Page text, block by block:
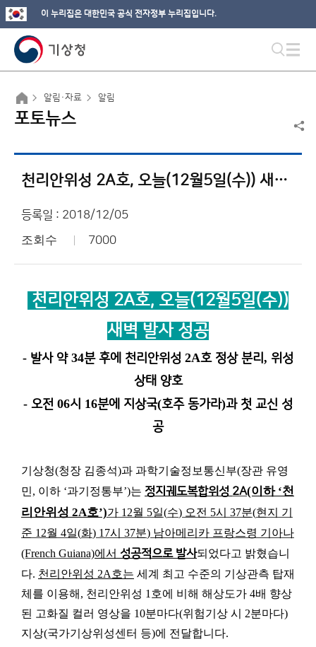
이 누리집은 대한민국 공식 전자정부 누리집입니다.
알림·자료 알림
포토뉴스
천리안위성 2A호, 오늘(12월5일(수)) 새벽 발사 성공
등록일 : 2018/12/05
조회수 7000
천리안위성 2A호, 오늘(12월5일(수))
새벽 발사 성공
- 발사 약 34분 후에 천리안위성 2A호 정상 분리 , 위성
상태 양호
- 오전 06시 16분에 지상국(호주 동가라)과 첫 교신 성
공
기상청(청장 김종석)과 과학기술정보통신부(장관 유영
민, 이하 ‘과기정통부’)는 정지궤도복합위성 2A(이하 ‘천
리안위성 2A호’)가 12월 5일(수) 오전 5시 37분(현지 기
준 12월 4일(화) 17시 37분) 남아메리카 프랑스령 기아나
(French Guiana)에서 성공적으로 발사되었다고 밝혔습니
다. 천리안위성 2A호는 세계 최고 수준의 기상관측 탑재
체를 이용해 , 천리안위성 1 호에 비해 해상도가 4배 향상
된 고화질 컬러 영상을 10분마다(위험기상 시 2분마다)
지상(국가기상위성센터 등)에 전달합니다.